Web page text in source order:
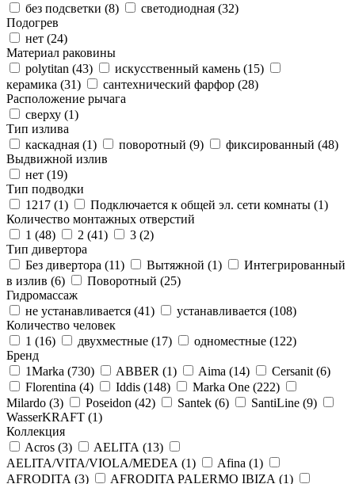
без подсветки (8) светодиодная (32)
Подогрев
нет (24)
Материал раковины
polytitan (43) искусственный камень (15)
керамика (31) сантехнический фарфор (28)
Расположение рычага
сверху (1)
Тип излива
каскадная (1) поворотный (9) фиксированный (48)
Выдвижной излив
нет (19)
Тип подводки
1217 (1) Подключается к общей эл. сети комнаты (1)
Количество монтажных отверстий
1 (48) 2 (41) 3 (2)
Тип дивертора
Без дивертора (11) Вытяжной (1)
Интегрированный
в излив (6) Поворотный (25)
Гидромассаж
не устанавливается (41) устанавливается (108)
Количество человек
1 (16) двухместные (17) одноместные (122)
Бренд
1Marka (730) ABBER (1) Aima (14) Cersanit (6)
Florentina (4) Iddis (148) Marka One (222)
Milardo (3) Poseidon (42) Santek (6) SantiLine (9)
WasserKRAFT (1)
Коллекция
Acros (3) AELITA (13)
AELITA/VITA/VIOLA/MEDEA (1) Afina (1)
AFRODITA (3) AFRODITA PALERMO IBIZA (1)